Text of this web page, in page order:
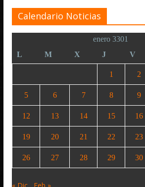
Calendario Noticias
enero 3301
L
M X J V
1 2
5 6 7 8 9
12 13 14 15 16
19 20 21 22 23
26 27 28 29 30